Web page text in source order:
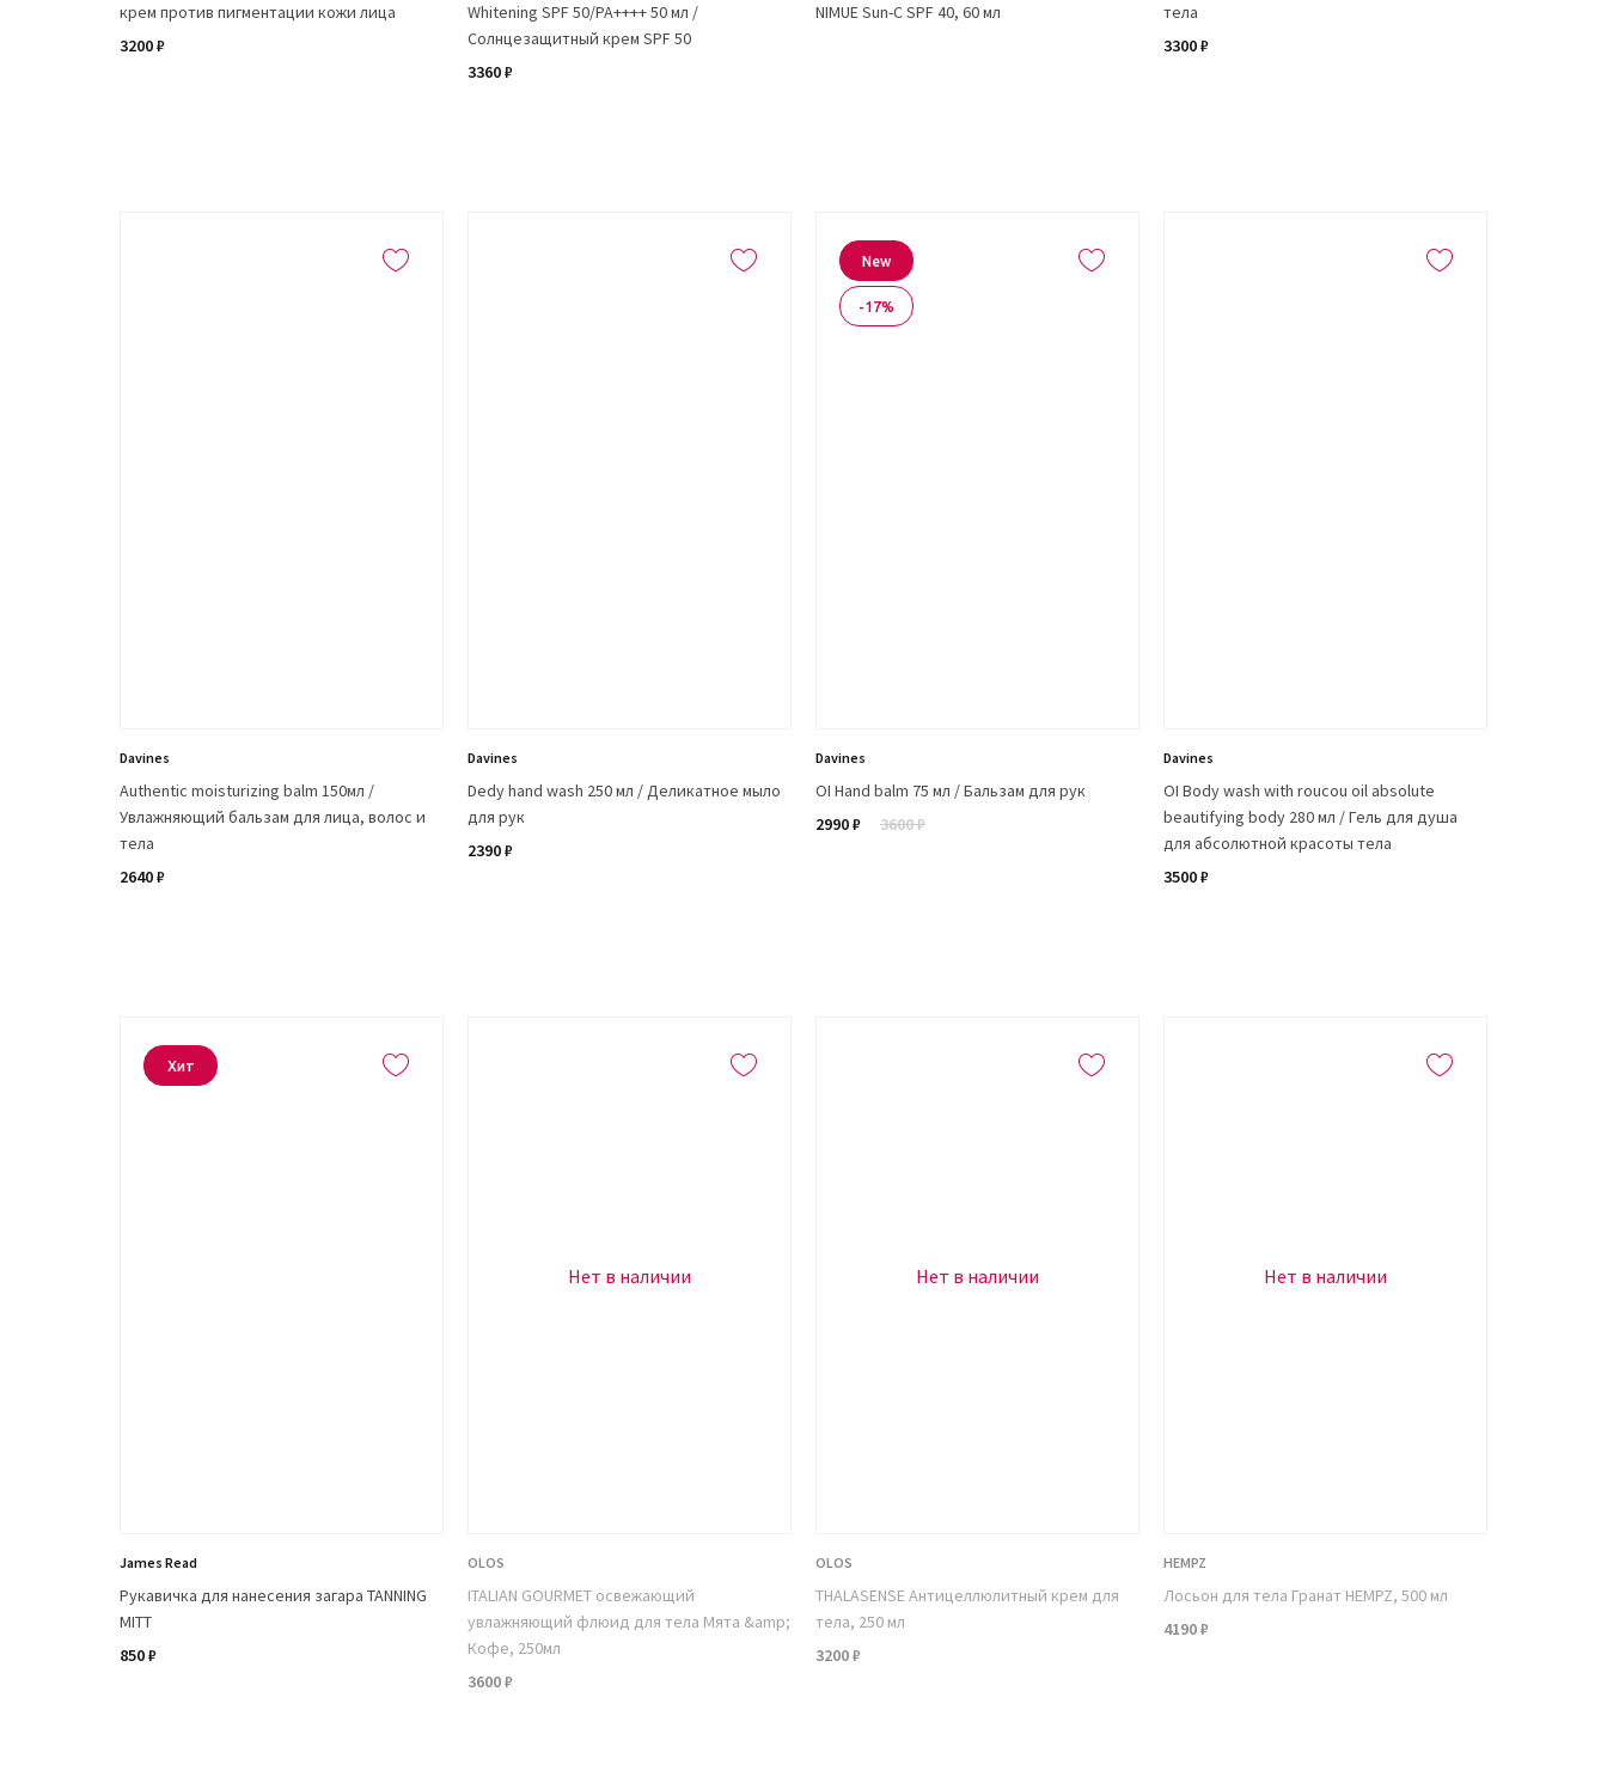
крем против пигментации кожи лица
3200 ₽
Whitening SPF 50/PA++++ 50 мл /
Солнцезащитный крем SPF 50
3360 ₽
NIMUE Sun-C SPF 40, 60 мл
тела
3300 ₽
Davines
Authentic moisturizing balm 150мл /
Увлажняющий бальзам для лица, волос и
тела
2640 ₽
Davines
Dedy hand wash 250 мл / Деликатное мыло
для рук
2390 ₽
Davines
OI Hand balm 75 мл / Бальзам для рук
2990 ₽
3600 ₽
New
-17%
Davines
OI Body wash with roucou oil absolute
beautifying body 280 мл / Гель для душа
для абсолютной красоты тела
3500 ₽
James Read
Рукавичка для нанесения загара TANNING
MITT
850 ₽
Хит
Нет в наличии
OLOS
ITALIAN GOURMET освежающий
увлажняющий флюид для тела Мята &amp;
Кофе, 250мл
3600 ₽
Нет в наличии
OLOS
THALASENSE Антицеллюлитный крем для
тела, 250 мл
3200 ₽
Нет в наличии
HEMPZ
Лосьон для тела Гранат HEMPZ, 500 мл
4190 ₽